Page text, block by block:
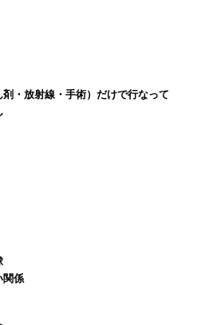
・放射線・手術）だけで行なって
関係